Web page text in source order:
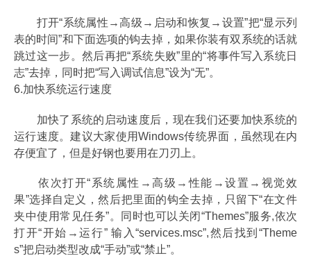
打开“系统属性→高级→启动和恢复→设置”把“显示列
表的时间”和下面选项的钩去掉，如果你装有双系统的话就
跳过这一步。然后再把“系统失败”里的“将事件写入系统日
志”去掉，同时把“写入调试信息”设为“无”。
6.加快系统运行速度
加快了系统的启动速度后，现在我们还要加快系统的
运行速度。建议大家使用Windows传统界面，虽然现在内
存便宜了，但是好钢也要用在刀刃上。
依次打开“系统属性→高级→性能→设置→视觉效
果”选择自定义，然后把里面的钩全去掉，只留下“在文件
夹中使用常见任务”。同时也可以关闭“Themes”服务,依次
打开“开始→运行” 输入“services.msc”,然后找到“Theme
s”把启动类型改成“手动”或“禁止”。